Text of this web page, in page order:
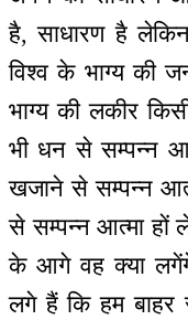
है, साधारण है
विश्व के भाग्य की
भाग्य की लकीर
भी धन से सम्पन्न
खजाने से सम्पन्न
से सम्पन्न आत्मा हों
के आगे वह क्या
लगे हैं कि हम